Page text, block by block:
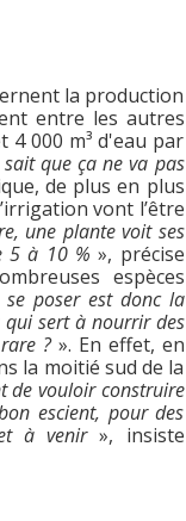
la production
entre les autres
4 000 m³ d'eau par
que ça ne va pas
de plus en plus
vont l’être
une plante voit ses
5 à 10 %», précise
espèces
poser est donc la
sert à nourrir des
?». En effet, en
la moitié sud de la
de vouloir construire
escient, pour des
à venir», insiste